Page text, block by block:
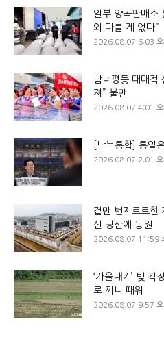
일부 양곡판매소
와 다를 게 없다”
2026.08.07 6:03 오
남녀평등 대대적
져” 불만
2026.08.07 4:01 오
[남북통합] 통일
2026.08.07 2:01 오
겉만 번지르르한
신 광산에 동원
2026.08.07 11:59
‘가을내기’ 빚 걱
로 끼니 때워
2026.08.07 9:57 오